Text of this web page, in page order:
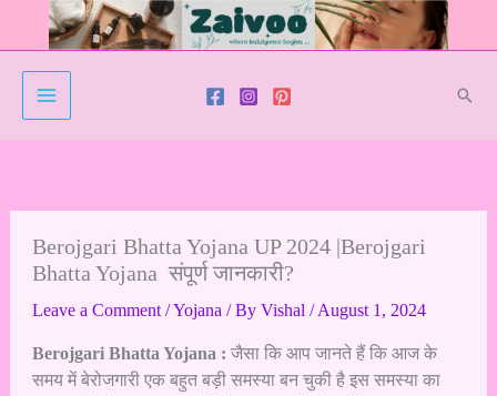
Berojgari Bhatta Yojana UP 2024 |Berojgari
Bhatta Yojana संपूर्ण जानकारी?
Leave a Comment /Yojana / By Vishal /August 1, 2024
Berojgari Bhatta Yojana : जैसा कि आप जानते हैं कि आज के
समय में बेरोजगारी एक बहुत बड़ी समस्या बन चुकी है इस समस्या का